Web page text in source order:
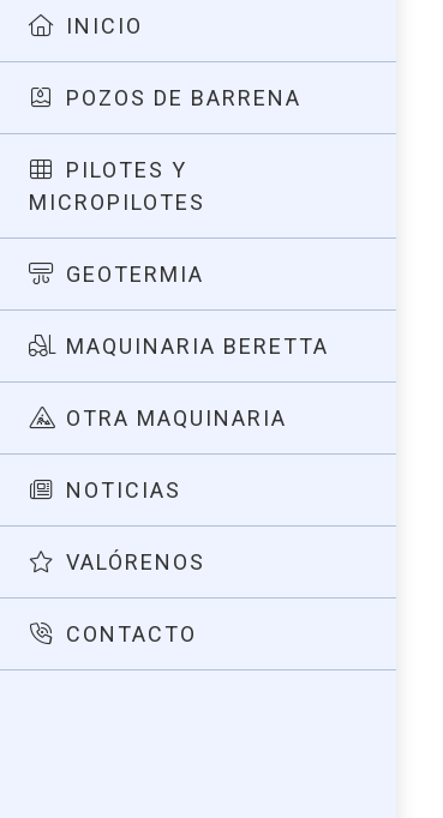
INICIO
POZOS DE BARRENA
PILOTES Y
MICROPILOTES
GEOTERMIA
MAQUINARIA BERETTA
OTRA MAQUINARIA
NOTICIAS
VALÓRENOS
CONTACTO